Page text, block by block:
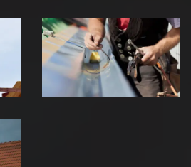
Travaux de
zinguerie 39
Jura